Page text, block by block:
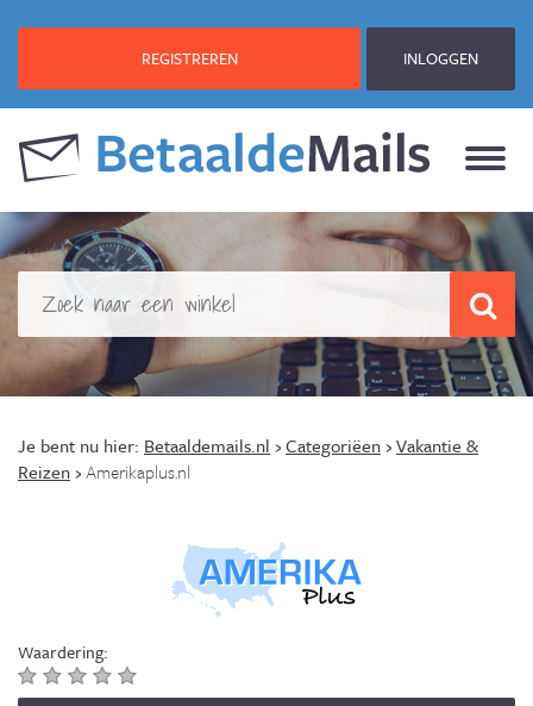
REGISTREREN INLOGGEN
Je bent nu hier: Betaaldemails.nl ›Categoriëen›Vakantie &
Reizen›Amerikaplus.nl
Waardering: